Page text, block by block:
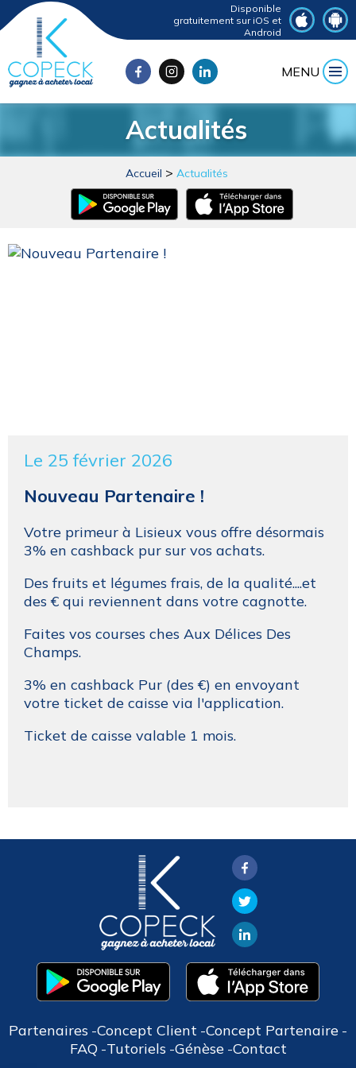
Disponible
gratuitement sur iOS et
Android
MENU
Actualités
Accueil Actualités
Le 25 février 2026
Nouveau Partenaire !
Votre primeur à Lisieux vous offre désormais
3% en cashback pur sur vos achats.
Des fruits et légumes frais, de la qualité....et
des € qui reviennent dans votre cagnotte.
Faites vos courses ches Aux Délices Des
Champs.
3% en cashback Pur (des €) en envoyant
votre ticket de caisse via l'application.
Ticket de caisse valable 1 mois.
Partenaires Concept Client Concept Partenaire
FAQ Tutoriels Génèse Contact